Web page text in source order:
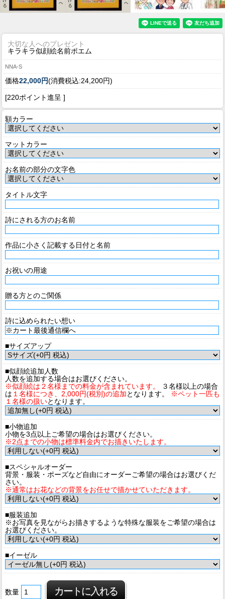
大切な人へのプレゼント
キラキラ似顔絵名前ポエム
NNA-S
価格22,000円(消費税込:24,200円)
[220ポイント進呈 ]
額カラー
マットカラー
お名前の部分の文字色
タイトル文字
詩にされる方のお名前
作品に小さく記載する日付と名前
お祝いの用途
贈る方とのご関係
詩に込められたい想い
■サイズアップ
■似顔絵追加人数
人数を追加する場合はお選びください。
※似顔絵は２名様までの料金が含まれています。
３名様以上の場合
は １名様につき、2,000円(税別)の追加となります。
※ペット一匹も
１名様の扱いとなります。
■小物追加
小物を3点以上ご希望の場合はお選びください。
※2点までの小物は標準料金内でお描きいたします。
■スペシャルオーダー
背景・服装・ポーズなど自由にオーダーご希望の場合はお選びくだ
さい。
※通常はお花などの背景をお任せで描かせていただきます。
■服装追加
※お写真を見ながらお描きするような特殊な服装をご希望の場合は
お選びください。
■イーゼル
数量